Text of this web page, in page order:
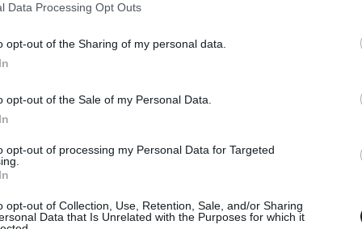
Data Processing Opt Outs
opt-out of the Sharing of my personal data.
opt-out of the Sale of my Personal Data.
opt-out of processing my Personal Data for Targeted
opt-out of Collection, Use, Retention, Sale, and/or Sharing
Data that Is Unrelated with the Purposes for which it
és rögtön a következő kanyarban
gyakorlatilag arrébb tette a BMW-t és
ezzel az utóbbi évek egyik
az utolsó hétvége kezdetekor még